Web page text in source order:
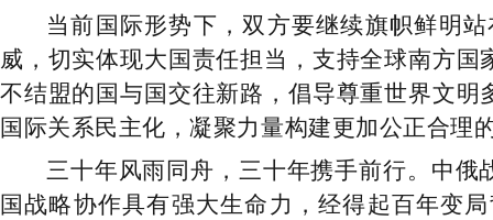
当前国际形势下，双方要继续旗帜鲜明
威，切实体现大国责任担当，支持全球南方
不结盟的国与国交往新路，倡导尊重世界文
国际关系民主化，凝聚力量构建更加公正合理
三十年风雨同舟，三十年携手前行。中
国战略协作具有强大生命力，经得起百年变